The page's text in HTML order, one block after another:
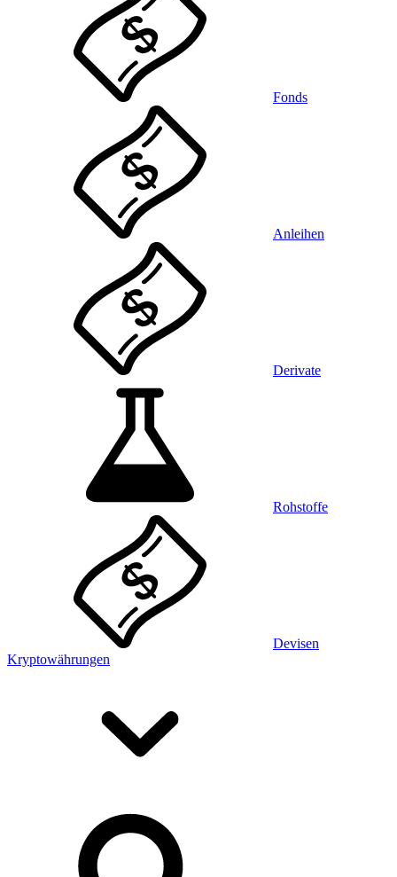
Fonds
Anleihen
Derivate
Rohstoffe
Devisen
Kryptowährungen